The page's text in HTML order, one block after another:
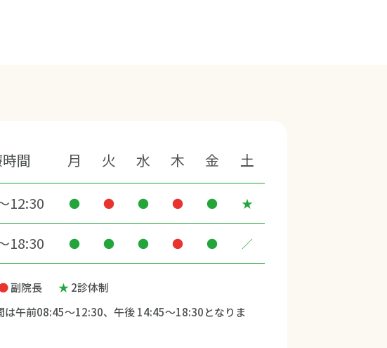
間 月 火 水 木 金 土
12:30 ● ● ● ● ● ★
18:30 ● ● ● ● ● ／
副院長 ★ 2診体制
は午前08:45～12:30、午後 14:45～18:30となりま